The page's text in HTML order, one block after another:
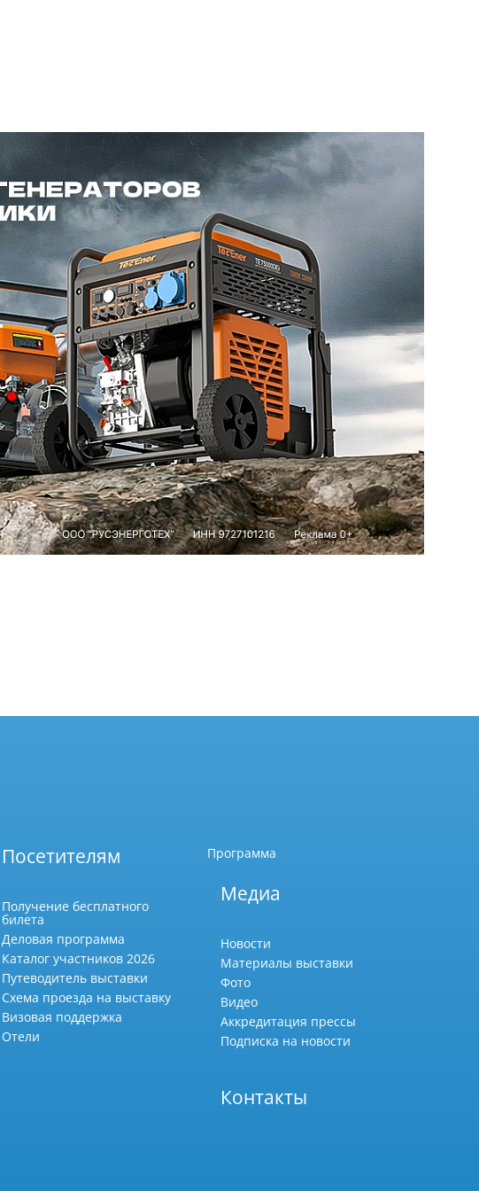
Посетителям
Получение бесплатного
билета
Деловая программа
Каталог участников 2026
Путеводитель выставки
Схема проезда на выставку
Визовая поддержка
Отели
Программа
Медиа
Новости
Материалы выставки
Фото
Видео
Аккредитация прессы
Подписка на новости
Контакты